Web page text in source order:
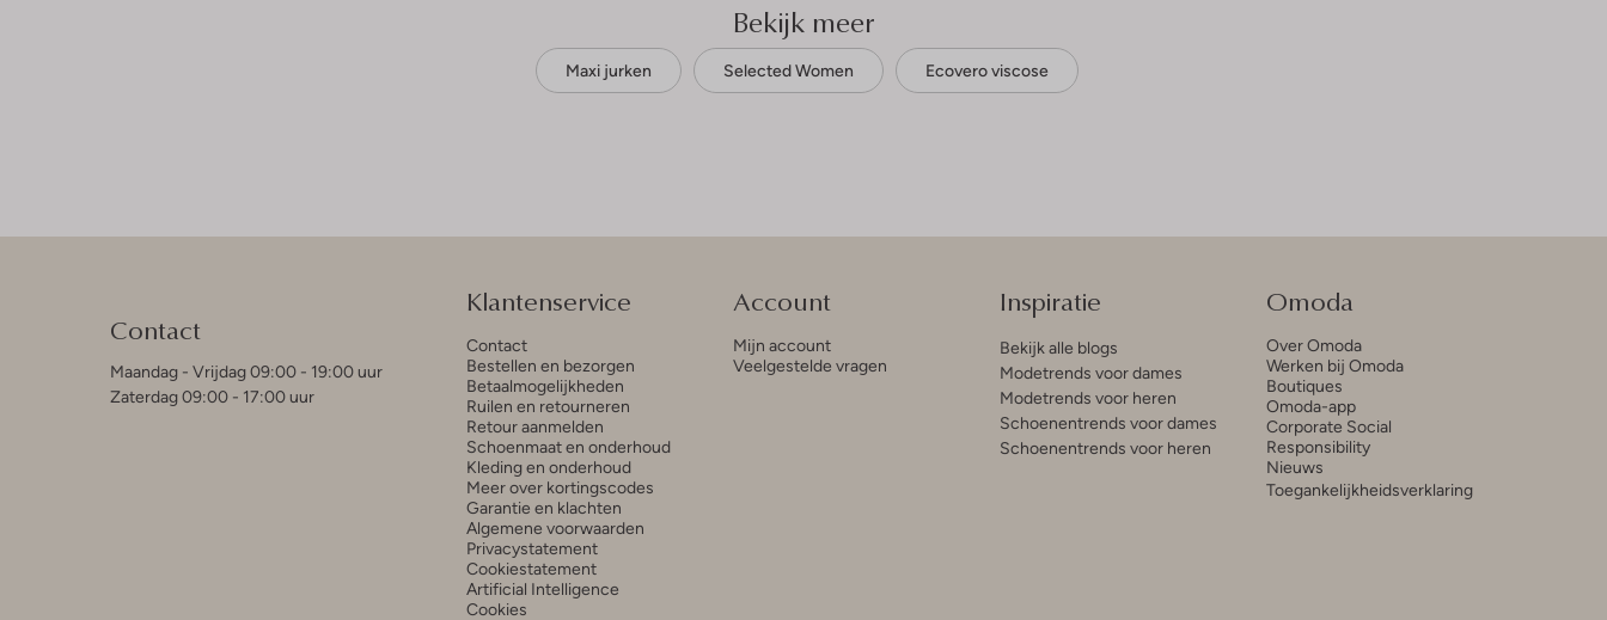
Bekijk meer
Maxi jurken Selected Women Ecovero viscose
Contact
Maandag - Vrijdag 09:00 - 19:00 uur
Zaterdag 09:00 - 17:00 uur
Klantenservice
Contact
Bestellen en bezorgen
Betaalmogelijkheden
Ruilen en retourneren
Retour aanmelden
Schoenmaat en onderhoud
Kleding en onderhoud
Meer over kortingscodes
Garantie en klachten
Algemene voorwaarden
Privacystatement
Cookiestatement
Artificial Intelligence
Cookies
Account
Mijn account
Veelgestelde vragen
Inspiratie
Bekijk alle blogs
Modetrends voor dames
Modetrends voor heren
Schoenentrends voor dames
Schoenentrends voor heren
Omoda
Over Omoda
Werken bij Omoda
Boutiques
Omoda-app
Corporate Social
Responsibility
Nieuws
Toegankelijkheidsverklaring